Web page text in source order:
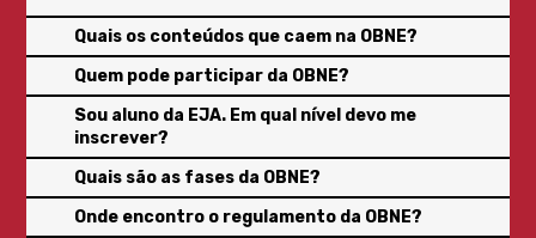
Quais os conteúdos que caem na OBNE?
Quem pode participar da OBNE?
Sou aluno da EJA. Em qual nível devo me
inscrever?
Quais são as fases da OBNE?
Onde encontro o regulamento da OBNE?